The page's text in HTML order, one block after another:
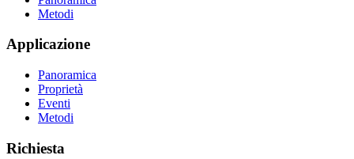
Metodi
Applicazione
Panoramica
Proprietà
Eventi
Metodi
Richiesta